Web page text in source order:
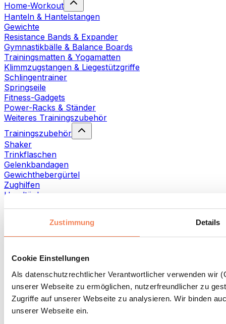
Zustimmung Details
Cookie Einstellungen
Als datenschutzrechtlicher Verantwortlicher verwenden wir
unserer Webseite zu ermöglichen, nutzerfreundlicher zu
Zugriffe auf unserer Webseite zu analysieren. Wir binden
unserer Webseite ein.
Home-Workout
Hanteln & Hantelstangen
Gewichte
Resistance Bands & Expander
Gymnastikbälle & Balance Boards
Trainingsmatten & Yogamatten
Klimmzugstangen & Liegestützgriffe
Schlingentrainer
Springseile
Fitness-Gadgets
Power-Racks & Ständer
Weiteres Trainingszubehör
Trainingszubehör
Shaker
Trinkflaschen
Gelenkbandagen
Gewichthebergürtel
Zughilfen
Handtücher
Faszien- und Massagerollen
Weitere Rehabilitationshilfen
Taschen & Rucksäcke
Essenstaschen und Meal-Prep-Zubehör
Sporttaschen